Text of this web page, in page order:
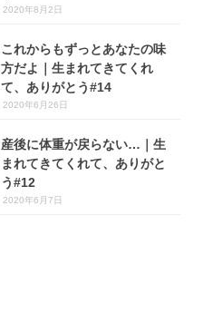
2020年8月2日
これからもずっとあなたの味
方だよ｜生まれてきてくれ
て、ありがとう#14
2020年6月26日
産後に体重が戻らない…｜生
まれてきてくれて、ありがと
う#12
2020年6月7日